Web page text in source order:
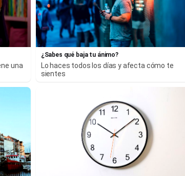
una
¿Sabes qué baja tu ánimo?
Lo haces todos los días y afecta cómo te
sientes